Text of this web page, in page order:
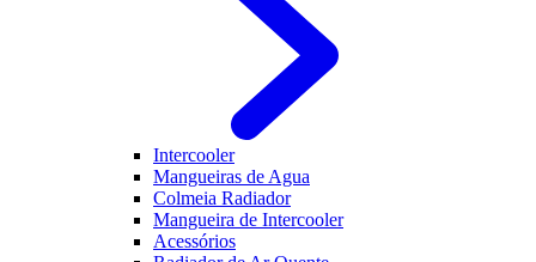
Intercooler
Mangueiras de Agua
Colmeia Radiador
Mangueira de Intercooler
Acessórios